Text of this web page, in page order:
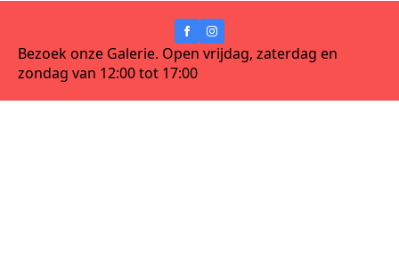
Bezoek onze Galerie. Open vrijdag, zaterdag en
zondag van 12:00 tot 17:00